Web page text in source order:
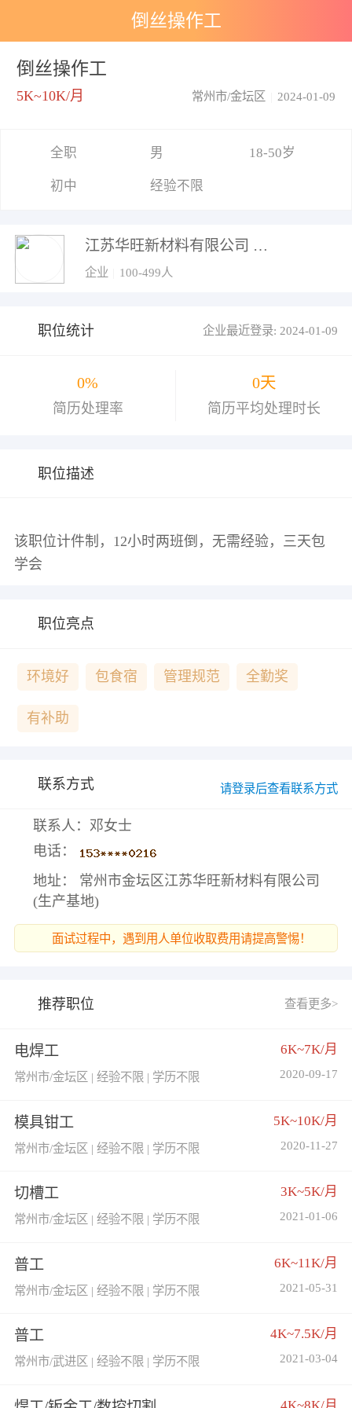
倒丝操作工
倒丝操作工
5K~10K/月 2024-01-09
常州市/金坛区
全职 男 18-50岁
初中 经验不限
江苏华旺新材料有限公司
企业 100-499人
职位统计 企业最近登录: 2024-01-09
0%
简历处理率
0天
简历平均处理时长
职位描述
该职位计件制，12小时两班倒，无需经验，三天包
职位亮点
环境好 包食宿 管理规范 全勤奖
有补助
联系方式 请登录后查看联系方式
联系人：邓女士
电话：
地址： 常州市金坛区江苏华旺新材料有限公司
(生产基地)
面试过程中，遇到用人单位收取费用请提高警惕！
推荐职位 查看更多>
电焊工 6K~7K/月
常州市/金坛区 | 经验不限 | 学历不限 2020-09-17
模具钳工 5K~10K/月
常州市/金坛区 | 经验不限 | 学历不限 2020-11-27
切槽工 3K~5K/月
常州市/金坛区 | 经验不限 | 学历不限 2021-01-06
普工 6K~11K/月
常州市/金坛区 | 经验不限 | 学历不限 2021-05-31
普工 4K~7.5K/月
常州市/武进区 | 经验不限 | 学历不限 2021-03-04